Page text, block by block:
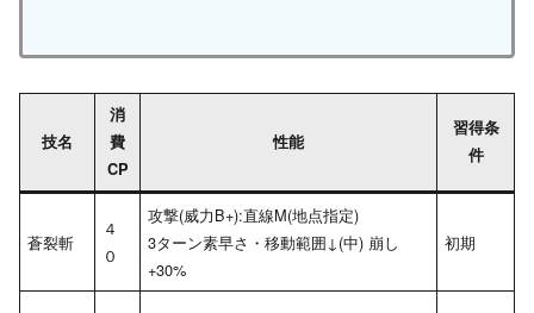
技名
消
費
CP
性能
習得条
件
蒼裂斬
４
０
攻撃(威力B+):直線M(地点指定)
3ターン素早さ・移動範囲↓(中) 崩し
+30%
初期